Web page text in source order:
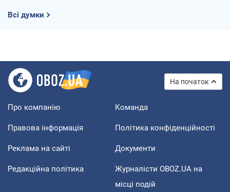
Всі думки
На початок
Про компанію Команда
Правова інформація Політика конфіденційності
Реклама на сайті Документи
Редакційна політика
Журналісти OBOZ.UA на
місці подій